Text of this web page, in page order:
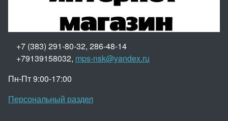
+7 (383) 291-80-32, 286-48-14
+79139158032, mps-nsk@yandex.ru
Пн-Пт 9:00-17:00
Персональный раздел